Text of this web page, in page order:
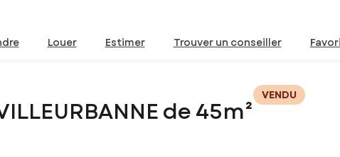
Louer Estimer Trouver un conseiller
de 45m²
VENDU